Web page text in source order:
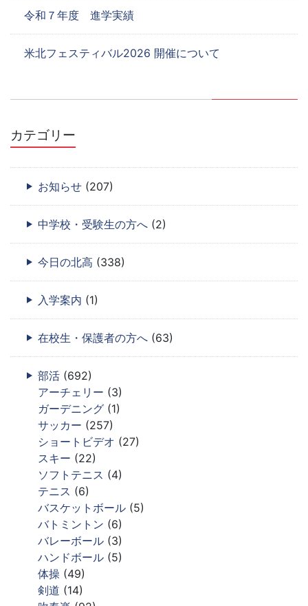
令和７年度 進学実績
米北フェスティバル2026 開催について
カテゴリー
お知らせ (207)
中学校・受験生の方へ (2)
今日の北高 (338)
入学案内 (1)
在校生・保護者の方へ (63)
部活 (692)
アーチェリー (3)
ガーデニング (1)
サッカー (257)
ショートビデオ (27)
スキー (22)
ソフトテニス (4)
テニス (6)
バスケットボール (5)
バトミントン (6)
バレーボール (3)
ハンドボール (5)
体操 (49)
剣道 (14)